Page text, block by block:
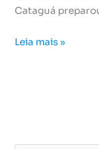
Cataguá
Leia mais »